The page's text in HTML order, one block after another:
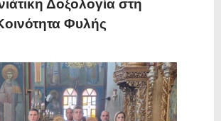
Δοξολογία στη
Φυλής